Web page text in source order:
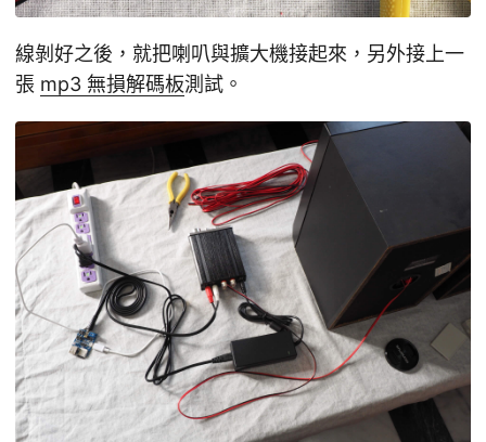
線剝好之後，就把喇叭與擴大機接起來，另外接上一
張 mp3 無損解碼板測試。